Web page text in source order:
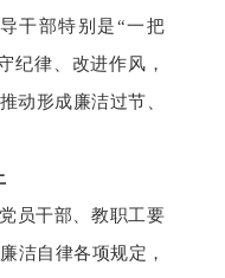
干部特别是“一把
纪律、改进作风，
动形成廉洁过节、
员干部、教职工要
洁自律各项规定，